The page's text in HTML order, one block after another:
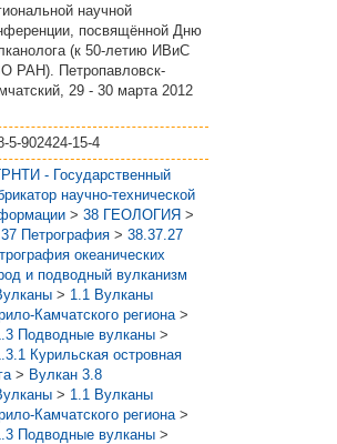
научной
посвящённой Дню
(к 50-летию ИВиС
РАН). Петропавловск-
29 - 30 марта 2012
5-902424-15-4
- Государственный
научно-технической
> 38 ГЕОЛОГИЯ >
Петрография > 38.37.27
океанических
и подводный вулканизм
> 1.1 Вулканы
Камчатского региона >
Подводные вулканы >
Курильская островная
> Вулкан 3.8
> 1.1 Вулканы
Камчатского региона >
Подводные вулканы >